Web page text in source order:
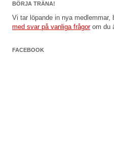
BÖRJA TRÄNA!
Vi tar löpande in nya medlemmar,
med svar på vanliga frågorom du
FACEBOOK